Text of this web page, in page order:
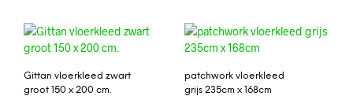
Gittan vloerkleed zwart
groot 150 x 200 cm.
patchwork vloerkleed
grijs 235cm x 168cm